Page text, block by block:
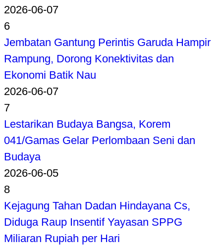
2026-06-07
6
Jembatan Gantung Perintis Garuda Hampir
Rampung, Dorong Konektivitas dan
Ekonomi Batik Nau
2026-06-07
7
Lestarikan Budaya Bangsa, Korem
041/Gamas Gelar Perlombaan Seni dan
Budaya
2026-06-05
8
Kejagung Tahan Dadan Hindayana Cs,
Diduga Raup Insentif Yayasan SPPG
Miliaran Rupiah per Hari